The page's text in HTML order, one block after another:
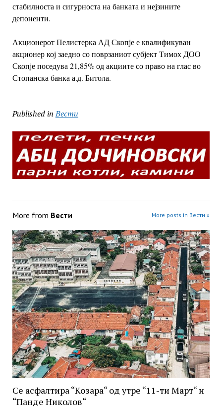
стабилноста и сигурноста на банката и нејзините
депоненти.
Акционерот Пелистерка АД Скопје е квалификуван
акционер кој заедно со поврзаниотсубјект Тимох ДОО
Скопје поседува 21,85% од акциите со право на глас во
Стопанска банка а.д. Битола.
Published in Вести
More from Вести More posts in Вести »
Се асфалтира “Козара“ од утре “11-ти Март“ и
“Панде Николов“